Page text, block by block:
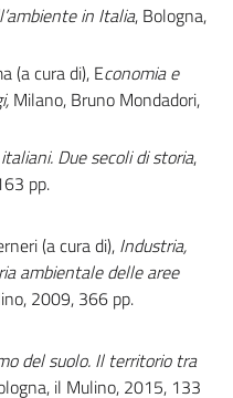
in Italia, Bologna,
(a cura di), Economia e
Milano, Bruno Mondadori,
Due secoli di storia,
pp.
(a cura di), Industria,
ambientale delle aree
2009, 366 pp.
del suolo. Il territorio tra
il Mulino, 2015, 133